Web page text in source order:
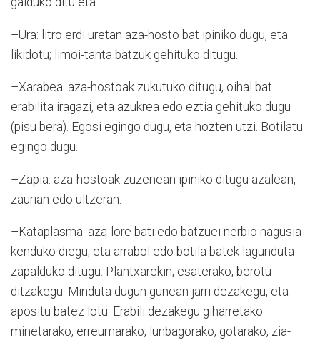
–Ura: litro erdi uretan aza-hosto bat ipini­ko dugu, eta
likidotu; limoi-tanta ba­tzuk gehituko ditugu.
–Xarabea: aza-hostoak zukutuko di­tu­gu, oihal bat
erabilita iragazi, eta azukrea edo eztia gehituko dugu
(pisu bera). Egosi egingo dugu, eta hozten utzi. Botilatu
egingo dugu.
–Zapia: aza-hostoak zuzenean ipiniko ditugu azalean,
zaurian edo ultzeran.
–Kataplasma: aza-lore bati edo ba­tzuei nerbio nagusia
kenduko diegu, eta arrabol edo botila batek lagunduta
za­pal­duko ditugu. Plantxarekin, esaterako, be­rotu
ditzakegu. Minduta dugun gunean ja­rri dezakegu, eta
apositu batez lotu. Era­bili dezakegu giharretako
minetarako, erreumarako, lunbagorako, gotarako, zia­